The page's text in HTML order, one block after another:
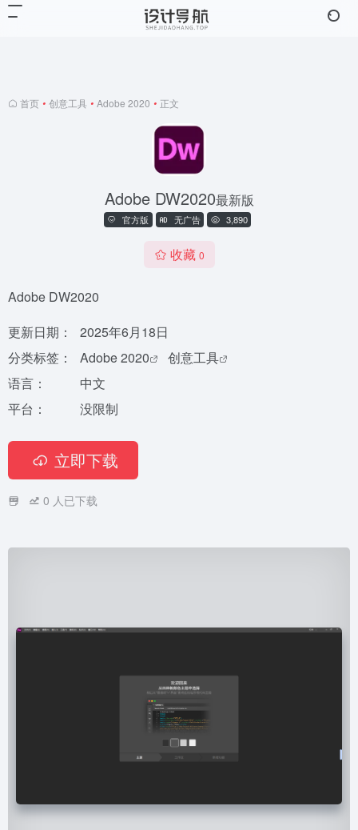
首页 • 创意工具 • Adobe 2020 • 正文
Adobe DW2020最新版
官方版 无广告 3,890
收藏 0
Adobe DW2020
更新日期：
2025年6月18日
分类标签：
Adobe 2020
创意工具
语言：
中文
平台：
没限制
立即下载
0 人已下载